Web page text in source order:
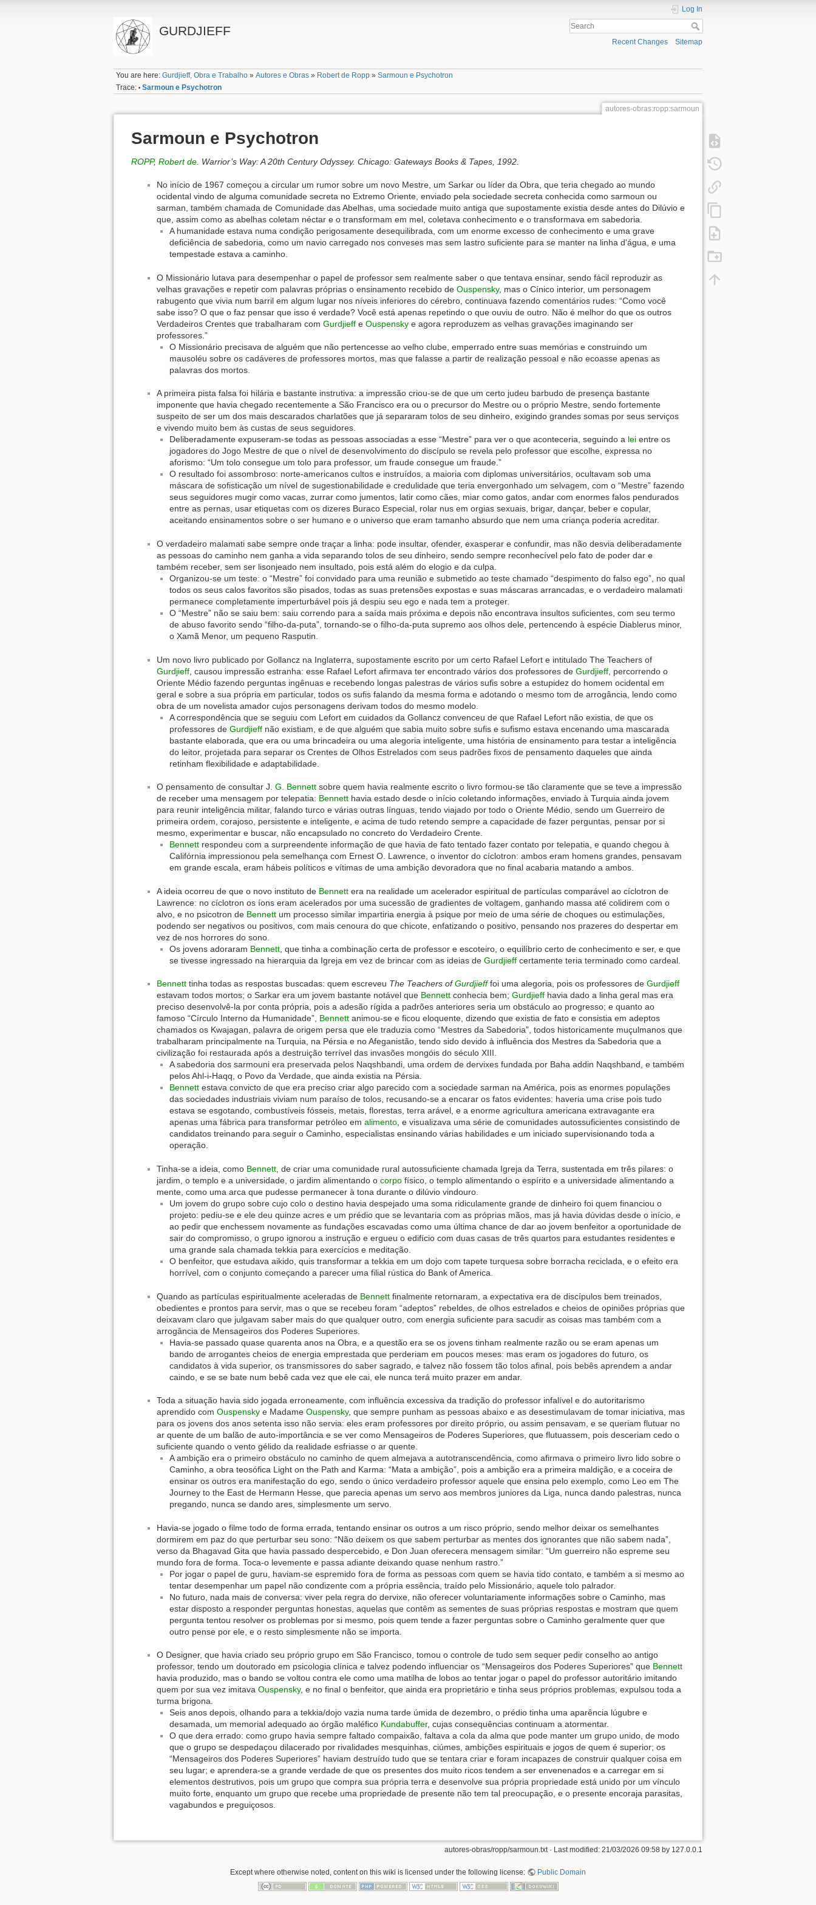
GURDJIEFF
Log In
Recent Changes Sitemap
You are here:Gurdjieff, Obra e Trabalho »Autores e Obras » Robert de Ropp »Sarmoun e Psychotron
Trace: • Sarmoun e Psychotron
autores-obras:ropp:sarmoun
Sarmoun e Psychotron
ROPP, Robert de. Warrior’s Way: A 20th Century Odyssey. Chicago: Gateways Books & Tapes, 1992.
No início de 1967 começou a circular um rumor sobre um novo Mestre, um Sarkar ou líder da Obra, que teria chegado ao mundo
ocidental vindo de alguma comunidade secreta no Extremo Oriente, enviado pela sociedade secreta conhecida como sarmoun ou
sarman, também chamada de Comunidade das Abelhas, uma sociedade muito antiga que supostamente existia desde antes do Dilúvio e
que, assim como as abelhas coletam néctar e o transformam em mel, coletava conhecimento e o transformava em sabedoria.
A humanidade estava numa condição perigosamente desequilibrada, com um enorme excesso de conhecimento e uma grave
deficiência de sabedoria, como um navio carregado nos conveses mas sem lastro suficiente para se manter na linha d'água, e uma
tempestade estava a caminho.
O Missionário lutava para desempenhar o papel de professor sem realmente saber o que tentava ensinar, sendo fácil reproduzir as
velhas gravações e repetir com palavras próprias o ensinamento recebido de Ouspensky, mas o Cínico interior, um personagem
rabugento que vivia num barril em algum lugar nos níveis inferiores do cérebro, continuava fazendo comentários rudes: “Como você
sabe isso? O que o faz pensar que isso é verdade? Você está apenas repetindo o que ouviu de outro. Não é melhor do que os outros
Verdadeiros Crentes que trabalharam com Gurdjieff e Ouspensky e agora reproduzem as velhas gravações imaginando ser
professores.”
O Missionário precisava de alguém que não pertencesse ao velho clube, emperrado entre suas memórias e construindo um
mausoléu sobre os cadáveres de professores mortos, mas que falasse a partir de realização pessoal e não ecoasse apenas as
palavras dos mortos.
A primeira pista falsa foi hilária e bastante instrutiva: a impressão criou-se de que um certo judeu barbudo de presença bastante
imponente que havia chegado recentemente a São Francisco era ou o precursor do Mestre ou o próprio Mestre, sendo fortemente
suspeito de ser um dos mais descarados charlatões que já separaram tolos de seu dinheiro, exigindo grandes somas por seus serviços
e vivendo muito bem às custas de seus seguidores.
Deliberadamente expuseram-se todas as pessoas associadas a esse “Mestre” para ver o que aconteceria, seguindo a lei entre os
jogadores do Jogo Mestre de que o nível de desenvolvimento do discípulo se revela pelo professor que escolhe, expressa no
aforismo: “Um tolo consegue um tolo para professor, um fraude consegue um fraude.”
O resultado foi assombroso: norte-americanos cultos e instruídos, a maioria com diplomas universitários, ocultavam sob uma
máscara de sofisticação um nível de sugestionabilidade e credulidade que teria envergonhado um selvagem, com o “Mestre” fazendo
seus seguidores mugir como vacas, zurrar como jumentos, latir como cães, miar como gatos, andar com enormes falos pendurados
entre as pernas, usar etiquetas com os dizeres Buraco Especial, rolar nus em orgias sexuais, brigar, dançar, beber e copular,
aceitando ensinamentos sobre o ser humano e o universo que eram tamanho absurdo que nem uma criança poderia acreditar.
O verdadeiro malamati sabe sempre onde traçar a linha: pode insultar, ofender, exasperar e confundir, mas não desvia deliberadamente
as pessoas do caminho nem ganha a vida separando tolos de seu dinheiro, sendo sempre reconhecível pelo fato de poder dar e
também receber, sem ser lisonjeado nem insultado, pois está além do elogio e da culpa.
Organizou-se um teste: o “Mestre” foi convidado para uma reunião e submetido ao teste chamado “despimento do falso ego”, no qual
todos os seus calos favoritos são pisados, todas as suas pretensões expostas e suas máscaras arrancadas, e o verdadeiro malamati
permanece completamente imperturbável pois já despiu seu ego e nada tem a proteger.
O “Mestre” não se saiu bem: saiu correndo para a saída mais próxima e depois não encontrava insultos suficientes, com seu termo
de abuso favorito sendo “filho-da-puta”, tornando-se o filho-da-puta supremo aos olhos dele, pertencendo à espécie Diablerus minor,
o Xamã Menor, um pequeno Rasputin.
Um novo livro publicado por Gollancz na Inglaterra, supostamente escrito por um certo Rafael Lefort e intitulado The Teachers of
Gurdjieff , causou impressão estranha: esse Rafael Lefort afirmava ter encontrado vários dos professores de Gurdjieff , percorrendo o
Oriente Médio fazendo perguntas ingênuas e recebendo longas palestras de vários sufis sobre a estupidez do homem ocidental em
geral e sobre a sua própria em particular, todos os sufis falando da mesma forma e adotando o mesmo tom de arrogância, lendo como
obra de um novelista amador cujos personagens derivam todos do mesmo modelo.
A correspondência que se seguiu com Lefort em cuidados da Gollancz convenceu de que Rafael Lefort não existia, de que os
professores de Gurdjieff não existiam, e de que alguém que sabia muito sobre sufis e sufismo estava encenando uma mascarada
bastante elaborada, que era ou uma brincadeira ou uma alegoria inteligente, uma história de ensinamento para testar a inteligência
do leitor, projetada para separar os Crentes de Olhos Estrelados com seus padrões fixos de pensamento daqueles que ainda
retinham flexibilidade e adaptabilidade.
O pensamento de consultar J. G. Bennett sobre quem havia realmente escrito o livro formou-se tão claramente que se teve a impressão
de receber uma mensagem por telepatia: Bennett havia estado desde o início coletando informações, enviado à Turquia ainda jovem
para reunir inteligência militar, falando turco e várias outras línguas, tendo viajado por todo o Oriente Médio, sendo um Guerreiro de
primeira ordem, corajoso, persistente e inteligente, e acima de tudo retendo sempre a capacidade de fazer perguntas, pensar por si
mesmo, experimentar e buscar, não encapsulado no concreto do Verdadeiro Crente.
Bennett respondeu com a surpreendente informação de que havia de fato tentado fazer contato por telepatia, e quando chegou à
Califórnia impressionou pela semelhança com Ernest O. Lawrence, o inventor do cíclotron: ambos eram homens grandes, pensavam
em grande escala, eram hábeis políticos e vítimas de uma ambição devoradora que no final acabaria matando a ambos.
A ideia ocorreu de que o novo instituto de Bennett era na realidade um acelerador espiritual de partículas comparável ao cíclotron de
Lawrence: no cíclotron os íons eram acelerados por uma sucessão de gradientes de voltagem, ganhando massa até colidirem com o
alvo, e no psicotron de Bennett um processo similar impartiria energia à psique por meio de uma série de choques ou estimulações,
podendo ser negativos ou positivos, com mais cenoura do que chicote, enfatizando o positivo, pensando nos prazeres do despertar em
vez de nos horrores do sono.
Os jovens adoraram Bennett , que tinha a combinação certa de professor e escoteiro, o equilíbrio certo de conhecimento e ser, e que
se tivesse ingressado na hierarquia da Igreja em vez de brincar com as ideias de Gurdjieff certamente teria terminado como cardeal.
Bennett tinha todas as respostas buscadas: quem escreveu The Teachers ofGurdjiefffoi uma alegoria, pois os professores de Gurdjieff
estavam todos mortos; o Sarkar era um jovem bastante notável que Bennett conhecia bem; Gurdjieff havia dado a linha geral mas era
preciso desenvolvê-la por conta própria, pois a adesão rígida a padrões anteriores seria um obstáculo ao progresso; e quanto ao
famoso “Círculo Interno da Humanidade”, Bennett animou-se e ficou eloquente, dizendo que existia de fato e consistia em adeptos
chamados os Kwajagan, palavra de origem persa que ele traduzia como “Mestres da Sabedoria”, todos historicamente muçulmanos que
trabalharam principalmente na Turquia, na Pérsia e no Afeganistão, tendo sido devido à influência dos Mestres da Sabedoria que a
civilização foi restaurada após a destruição terrível das invasões mongóis do século XIII.
A sabedoria dos sarmouni era preservada pelos Naqshbandi, uma ordem de dervixes fundada por Baha addin Naqshband, e também
pelos Ahl-i-Haqq, o Povo da Verdade, que ainda existia na Pérsia.
Bennett estava convicto de que era preciso criar algo parecido com a sociedade sarman na América, pois as enormes populações
das sociedades industriais viviam num paraíso de tolos, recusando-se a encarar os fatos evidentes: haveria uma crise pois tudo
estava se esgotando, combustíveis fósseis, metais, florestas, terra arável, e a enorme agricultura americana extravagante era
apenas uma fábrica para transformar petróleo em alimento, e visualizava uma série de comunidades autossuficientes consistindo de
candidatos treinando para seguir o Caminho, especialistas ensinando várias habilidades e um iniciado supervisionando toda a
operação.
Tinha-se a ideia, como Bennett , de criar uma comunidade rural autossuficiente chamada Igreja da Terra, sustentada em três pilares: o
jardim, o templo e a universidade, o jardim alimentando o corpo físico, o templo alimentando o espírito e a universidade alimentando a
mente, como uma arca que pudesse permanecer à tona durante o dilúvio vindouro.
Um jovem do grupo sobre cujo colo o destino havia despejado uma soma ridiculamente grande de dinheiro foi quem financiou o
projeto: pediu-se e ele deu quinze acres e um prédio que se levantaria com as próprias mãos, mas já havia dúvidas desde o início, e
ao pedir que enchessem novamente as fundações escavadas como uma última chance de dar ao jovem benfeitor a oportunidade de
sair do compromisso, o grupo ignorou a instrução e ergueu o edifício com duas casas de três quartos para estudantes residentes e
uma grande sala chamada tekkia para exercícios e meditação.
O benfeitor, que estudava aikido, quis transformar a tekkia em um dojo com tapete turquesa sobre borracha reciclada, e o efeito era
horrível, com o conjunto começando a parecer uma filial rústica do Bank of America.
Quando as partículas espiritualmente aceleradas de Bennett finalmente retornaram, a expectativa era de discípulos bem treinados,
obedientes e prontos para servir, mas o que se recebeu foram “adeptos” rebeldes, de olhos estrelados e cheios de opiniões próprias que
deixavam claro que julgavam saber mais do que qualquer outro, com energia suficiente para sacudir as coisas mas também com a
arrogância de Mensageiros dos Poderes Superiores.
Havia-se passado quase quarenta anos na Obra, e a questão era se os jovens tinham realmente razão ou se eram apenas um
bando de arrogantes cheios de energia emprestada que perderiam em poucos meses: mas eram os jogadores do futuro, os
candidatos à vida superior, os transmissores do saber sagrado, e talvez não fossem tão tolos afinal, pois bebês aprendem a andar
caindo, e se se bate num bebê cada vez que ele cai, ele nunca terá muito prazer em andar.
Toda a situação havia sido jogada erroneamente, com influência excessiva da tradição do professor infalível e do autoritarismo
aprendido com Ouspensky e Madame Ouspensky, que sempre punham as pessoas abaixo e as desestimulavam de tomar iniciativa, mas
para os jovens dos anos setenta isso não servia: eles eram professores por direito próprio, ou assim pensavam, e se queriam flutuar no
ar quente de um balão de auto-importância e se ver como Mensageiros de Poderes Superiores, que flutuassem, pois desceriam cedo o
suficiente quando o vento gélido da realidade esfriasse o ar quente.
A ambição era o primeiro obstáculo no caminho de quem almejava a autotranscendência, como afirmava o primeiro livro lido sobre o
Caminho, a obra teosófica Light on the Path and Karma: “Mata a ambição”, pois a ambição era a primeira maldição, e a coceira de
ensinar os outros era manifestação do ego, sendo o único verdadeiro professor aquele que ensina pelo exemplo, como Leo em The
Journey to the East de Hermann Hesse, que parecia apenas um servo aos membros juniores da Liga, nunca dando palestras, nunca
pregando, nunca se dando ares, simplesmente um servo.
Havia-se jogado o filme todo de forma errada, tentando ensinar os outros a um risco próprio, sendo melhor deixar os semelhantes
dormirem em paz do que perturbar seu sono: “Não deixem os que sabem perturbar as mentes dos ignorantes que não sabem nada”,
verso da Bhagavad Gita que havia passado despercebido, e Don Juan oferecera mensagem similar: “Um guerreiro não espreme seu
mundo fora de forma. Toca-o levemente e passa adiante deixando quase nenhum rastro.”
Por jogar o papel de guru, haviam-se espremido fora de forma as pessoas com quem se havia tido contato, e também a si mesmo ao
tentar desempenhar um papel não condizente com a própria essência, traído pelo Missionário, aquele tolo palrador.
No futuro, nada mais de conversa: viver pela regra do dervixe, não oferecer voluntariamente informações sobre o Caminho, mas
estar disposto a responder perguntas honestas, aquelas que contêm as sementes de suas próprias respostas e mostram que quem
pergunta tentou resolver os problemas por si mesmo, pois quem tende a fazer perguntas sobre o Caminho geralmente quer que
outro pense por ele, e o resto simplesmente não se importa.
O Designer, que havia criado seu próprio grupo em São Francisco, tomou o controle de tudo sem sequer pedir conselho ao antigo
professor, tendo um doutorado em psicologia clínica e talvez podendo influenciar os “Mensageiros dos Poderes Superiores” que Bennett
havia produzido, mas o bando se voltou contra ele como uma matilha de lobos ao tentar jogar o papel do professor autoritário imitando
quem por sua vez imitava Ouspensky, e no final o benfeitor, que ainda era proprietário e tinha seus próprios problemas, expulsou toda a
turma brigona.
Seis anos depois, olhando para a tekkia/dojo vazia numa tarde úmida de dezembro, o prédio tinha uma aparência lúgubre e
desamada, um memorial adequado ao órgão maléfico Kundabuffer, cujas consequências continuam a atormentar.
O que dera errado: como grupo havia sempre faltado compaixão, faltava a cola da alma que pode manter um grupo unido, de modo
que o grupo se despedaçou dilacerado por rivalidades mesquinhas, ciúmes, ambições espirituais e jogos de quem é superior; os
“Mensageiros dos Poderes Superiores” haviam destruído tudo que se tentara criar e foram incapazes de construir qualquer coisa em
seu lugar; e aprendera-se a grande verdade de que os presentes dos muito ricos tendem a ser envenenados e a carregar em si
elementos destrutivos, pois um grupo que compra sua própria terra e desenvolve sua própria propriedade está unido por um vínculo
muito forte, enquanto um grupo que recebe uma propriedade de presente não tem tal preocupação, e o presente encoraja parasitas,
vagabundos e preguiçosos.
autores-obras/ropp/sarmoun.txt· Last modified: 21/03/2026 09:58 by 127.0.0.1
Except where otherwise noted, content on this wiki is licensed under the following license: Public Domain